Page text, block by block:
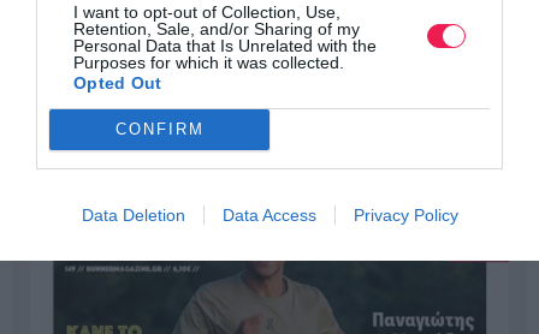
I want to opt-out of Collection, Use,
Retention, Sale, and/or Sharing of my
Personal Data that Is Unrelated with the
Purposes for which it was collected.
Opted Out
CONFIRM
Data Deletion Data Access Privacy Policy